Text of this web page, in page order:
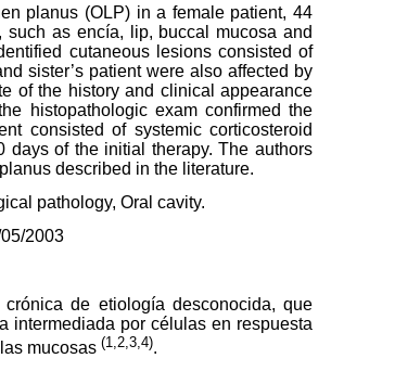
planus (OLP) in a female patient, 44
as encía, lip, buccal mucosa and
cutaneous lesions consisted of
sister’s patient were also affected by
of the history and clinical appearance
histopathologic exam confirmed the
consisted of systemic corticosteroid
days of the initial therapy. The authors
described in the literature.
pathology, Oral cavity.
2003
de etiología desconocida, que
intermediada por células en respuesta
mucosas (1,2,3,4).